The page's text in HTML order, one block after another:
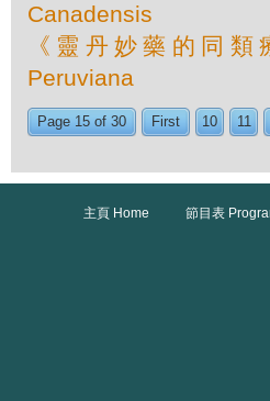
Canadensis
《靈丹妙藥的同類
Peruviana
Page 15 of 30 First 10 11
主頁 Home 節目表